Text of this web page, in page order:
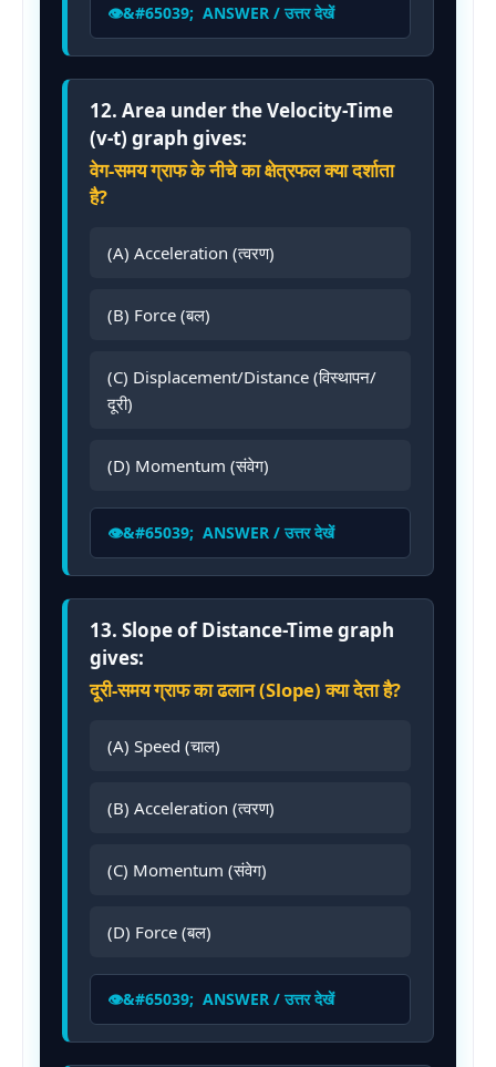
ANSWER / उत्तर देखें
12. Area under the Velocity-Time
(v-t) graph gives:
वेग-समय ग्राफ के नीचे का क्षेत्रफल क्या दर्शाता
है?
(A) Acceleration (त्वरण)
(B) Force (बल)
(C) Displacement/Distance (विस्थापन/
दूरी)
(D) Momentum (संवेग)
ANSWER / उत्तर देखें
13. Slope of Distance-Time graph
gives:
दूरी-समय ग्राफ का ढलान (Slope) क्या देता है?
(A) Speed (चाल)
(B) Acceleration (त्वरण)
(C) Momentum (संवेग)
(D) Force (बल)
ANSWER / उत्तर देखें